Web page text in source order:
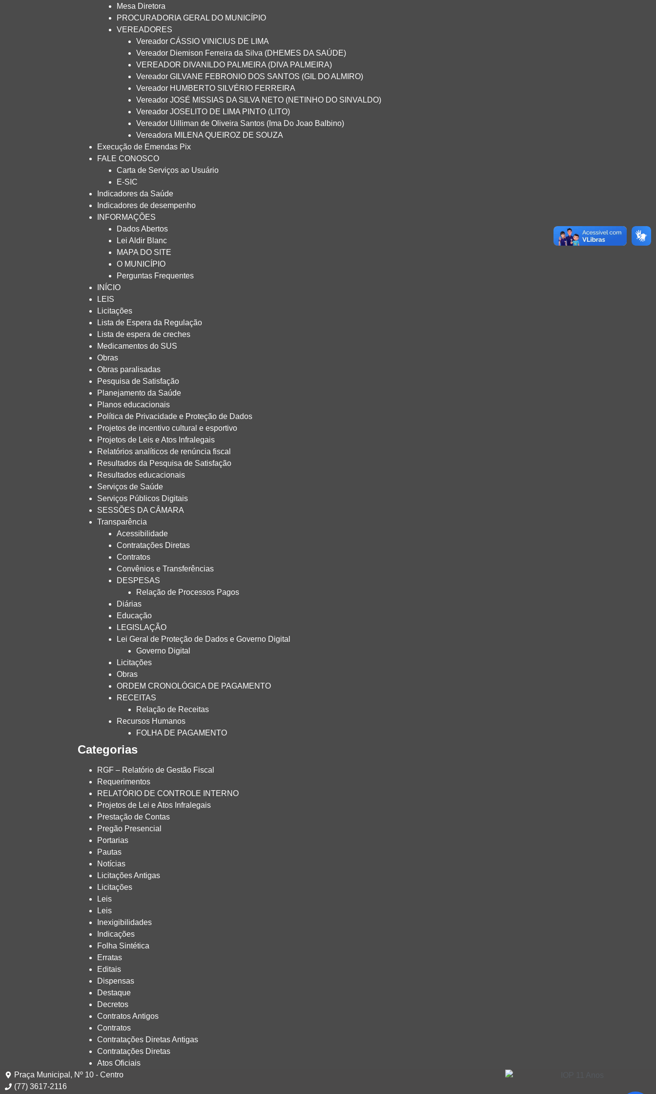
Mesa Diretora
PROCURADORIA GERAL DO MUNICÍPIO
VEREADORES
Vereador CÁSSIO VINICIUS DE LIMA
Vereador Diemison Ferreira da Silva (DHEMES DA SAÚDE)
VEREADOR DIVANILDO PALMEIRA (DIVA PALMEIRA)
Vereador GILVANE FEBRONIO DOS SANTOS (GIL DO ALMIRO)
Vereador HUMBERTO SILVÉRIO FERREIRA
Vereador JOSÉ MISSIAS DA SILVA NETO (NETINHO DO SINVALDO)
Vereador JOSELITO DE LIMA PINTO (LITO)
Vereador Uilliman de Oliveira Santos (Ima Do Joao Balbino)
Vereadora MILENA QUEIROZ DE SOUZA
Execução de Emendas Pix
FALE CONOSCO
Carta de Serviços ao Usuário
E-SIC
Indicadores da Saúde
Indicadores de desempenho
INFORMAÇÕES
Dados Abertos
Lei Aldir Blanc
MAPA DO SITE
O MUNICÍPIO
Perguntas Frequentes
INÍCIO
LEIS
Licitações
Lista de Espera da Regulação
Lista de espera de creches
Medicamentos do SUS
Obras
Obras paralisadas
Pesquisa de Satisfação
Planejamento da Saúde
Planos educacionais
Política de Privacidade e Proteção de Dados
Projetos de incentivo cultural e esportivo
Projetos de Leis e Atos Infralegais
Relatórios analíticos de renúncia fiscal
Resultados da Pesquisa de Satisfação
Resultados educacionais
Serviços de Saúde
Serviços Públicos Digitais
SESSÕES DA CÂMARA
Transparência
Acessibilidade
Contratações Diretas
Contratos
Convênios e Transferências
DESPESAS
Relação de Processos Pagos
Diárias
Educação
LEGISLAÇÃO
Lei Geral de Proteção de Dados e Governo Digital
Governo Digital
Licitações
Obras
ORDEM CRONOLÓGICA DE PAGAMENTO
RECEITAS
Relação de Receitas
Recursos Humanos
FOLHA DE PAGAMENTO
Categorias
RGF – Relatório de Gestão Fiscal
Requerimentos
RELATÓRIO DE CONTROLE INTERNO
Projetos de Lei e Atos Infralegais
Prestação de Contas
Pregão Presencial
Portarias
Pautas
Notícias
Licitações Antigas
Licitações
Leis
Leis
Inexigibilidades
Indicações
Folha Sintética
Erratas
Editais
Dispensas
Destaque
Decretos
Contratos Antigos
Contratos
Contratações Diretas Antigas
Contratações Diretas
Atos Oficiais
Praça Municipal, Nº 10 - Centro
(77) 3617-2116